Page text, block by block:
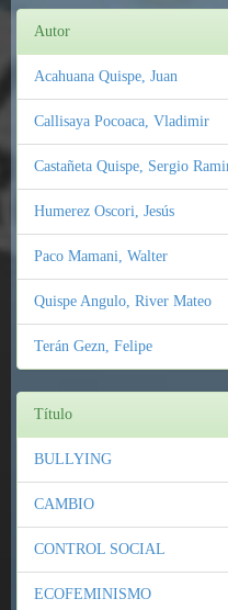
Autor
Acahuana Quispe, Juan
Callisaya Pocoaca, Vladimir
Castañeta Quispe, Sergio
Humerez Oscori, Jesús
Paco Mamani, Walter
Quispe Angulo, River Mateo
Terán Gezn, Felipe
Título
BULLYING
CAMBIO
CONTROL SOCIAL
ECOFEMINISMO